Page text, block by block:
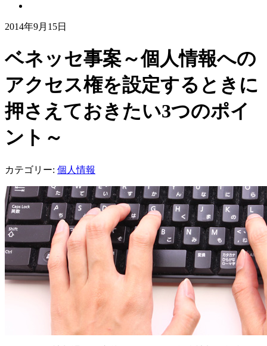
2014年9月15日
ベネッセ事案～個人情報への
アクセス権を設定するときに
押さえておきたい3つのポイ
ント～
カテゴリー: 個人情報